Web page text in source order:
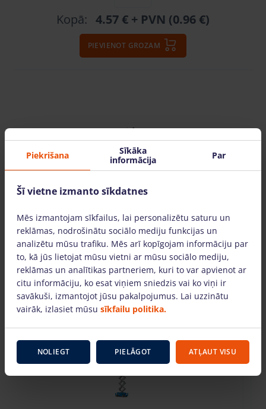
Kopā: 4.57 € + PVN (0.96 €)
PIEVIENOT GROZAM
Video
SKATĪTIES VIDEO
Mēs arī piedāvājam
Piekrišana
Sīkāka
informācija
Par
Šī vietne izmanto sīkdatnes
Mēs izmantojam sīkfailus, lai personalizētu saturu un
reklāmas, nodrošinātu sociālo mediju funkcijas un
analizētu mūsu trafiku. Mēs arī kopīgojam informāciju par
to, kā jūs lietojat mūsu vietni ar mūsu sociālo mediju,
reklāmas un analītikas partneriem, kuri to var apvienot ar
citu informāciju, ko esat viņiem sniedzis vai ko viņi ir
savākuši, izmantojot jūsu pakalpojumus. Lai uzzinātu
vairāk, izlasiet mūsu sīkfailu politika.
NOLIEGT PIELĀGOT ATĻAUT VISU